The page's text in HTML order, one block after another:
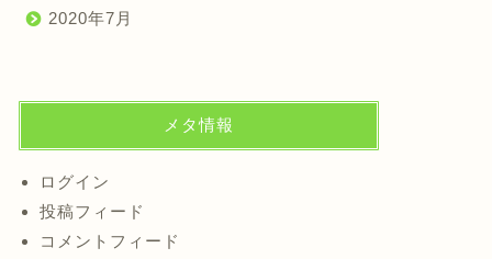
2020年7月
メタ情報
ログイン
投稿フィード
コメントフィード